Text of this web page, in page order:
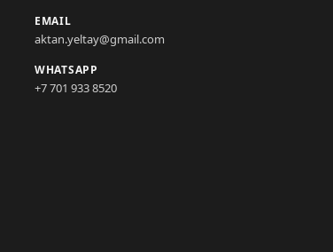
EMAIL
aktan.yeltay@gmail.com
WHATSAPP
+7 701 933 8520